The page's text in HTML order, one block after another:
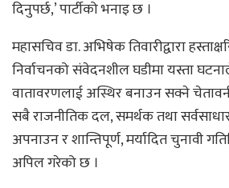
दिनुपर्छ,’ पार्टीको भनाइ छ ।
महासचिव डा. अभिषेक तिवारीद्वारा
निर्वाचनको संवेदनशील घडीमा यस्ता
वातावरणलाई अस्थिर बनाउन सक्ने
सबै राजनीतिक दल, समर्थक तथा
अपनाउन र शान्तिपूर्ण, मर्यादित चुनावी
अपिल गरेको छ ।